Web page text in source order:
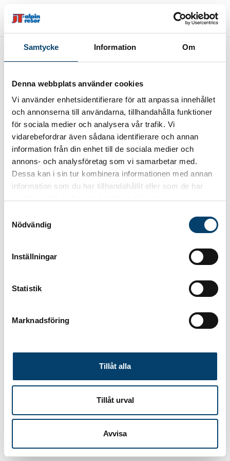
Samtycke Information Om
Denna webbplats använder cookies
Vi använder enhetsidentifierare för att anpassa innehållet
och annonserna till användarna, tillhandahålla funktioner
för sociala medier och analysera vår trafik. Vi
vidarebefordrar även sådana identifierare och annan
information från din enhet till de sociala medier och
annons- och analysföretag som vi samarbetar med.
Dessa kan i sin tur kombinera informationen med annan
information som du har tillhandahållit eller som de har
Nödvändig
Inställningar
Statistik
Marknadsföring
Tillåt alla
Tillåt urval
Avvisa
Fel
Paketet kan inte bokas